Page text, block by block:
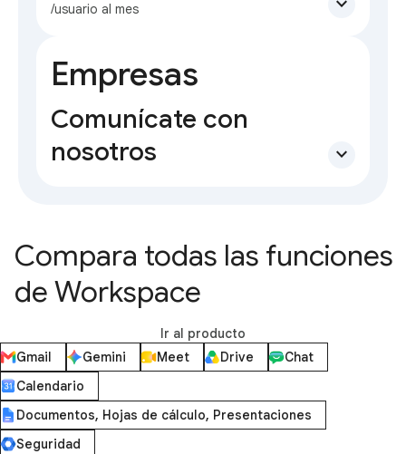
/usuario al mes
Empresas
Comunícate con
nosotros
expand_more
Compara todas las funciones
de Workspace
Ir al producto
Gmail
Gemini Meet Drive
Chat
Calendario
Documentos, Hojas de cálculo, Presentaciones
Seguridad